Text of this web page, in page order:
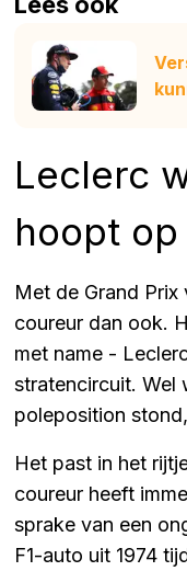
Leclerc
hoopt
Met de Grand
coureur dan ook.
met name -
stratencircuit. Wel
poleposition
Het past in het
coureur heeft
sprake van een
F1-auto uit 1974